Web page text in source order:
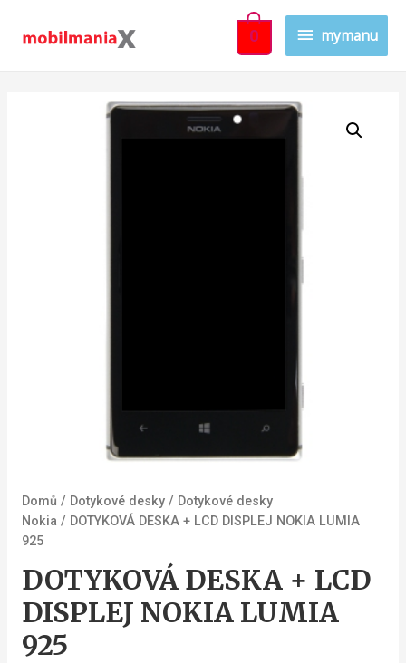
mymanu
0
Domů / Dotykové desky/ Dotykové desky
Nokia / DOTYKOVÁ DESKA + LCD DISPLEJ NOKIA LUMIA
925
DOTYKOVÁ DESKA + LCD
DISPLEJ NOKIA LUMIA
925